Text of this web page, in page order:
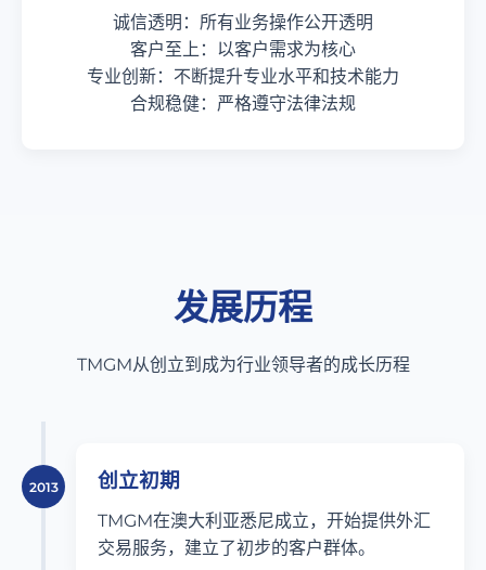
诚信透明：所有业务操作公开透明
客户至上：以客户需求为核心
专业创新：不断提升专业水平和技术能力
合规稳健：严格遵守法律法规
发展历程
TMGM从创立到成为行业领导者的成长历程
2013 创立初期
TMGM在澳大利亚悉尼成立，开始提供外汇
交易服务，建立了初步的客户群体。